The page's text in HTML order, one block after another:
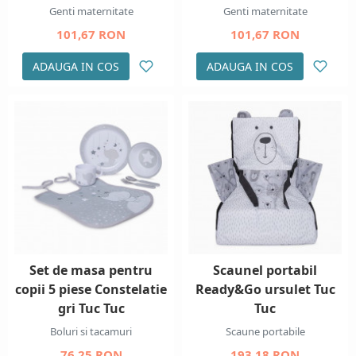
Genti maternitate
101,67 RON
ADAUGA IN COS
Genti maternitate
101,67 RON
ADAUGA IN COS
Set de masa pentru
copii 5 piese Constelatie
gri Tuc Tuc
Boluri si tacamuri
Scaunel portabil
Ready&Go ursulet Tuc
Tuc
Scaune portabile